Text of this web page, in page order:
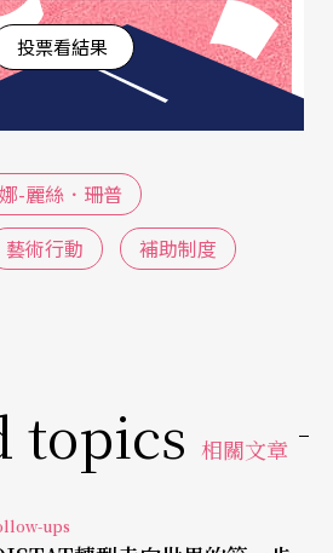
劇場」作品，更當成廣義的藝
，第一個作品編號NO99，此後
字歸零，劇團也隨之結束。整
，有原創也做經典文本，例如
場的人都開心笑了。
像調度說明了NO99操作媒介的
投票看結果
-麗絲．珊普
藝術行動 補助制度
topics 相關文章
ups